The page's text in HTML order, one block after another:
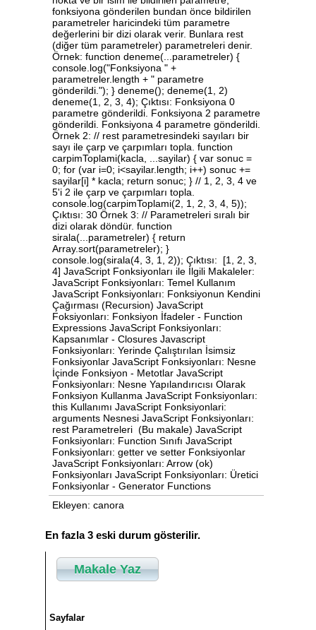
fonksiyona gönderilen bundan önce bildirilen
parametreler haricindeki tüm parametre
değerlerini bir dizi olarak verir. Bunlara rest
(diğer tüm parametreler) parametreleri denir.
Örnek: function deneme(...parametreler) {
console.log("Fonksiyona " +
parametreler.length + " parametre
gönderildi."); } deneme(); deneme(1, 2)
deneme(1, 2, 3, 4); Çıktısı: Fonksiyona 0
parametre gönderildi. Fonksiyona 2 parametre
gönderildi. Fonksiyona 4 parametre gönderildi.
Örnek 2: // rest parametresindeki sayıları bir
sayı ile çarp ve çarpımları topla. function
carpimToplami(kacla, ...sayilar) { var sonuc =
0; for (var i=0; i<sayilar.length; i++) sonuc +=
sayilar[i] * kacla; return sonuc; } // 1, 2, 3, 4 ve
5'i 2 ile çarp ve çarpımları topla.
console.log(carpimToplami(2, 1, 2, 3, 4, 5));
Çıktısı: 30 Örnek 3: // Parametreleri sıralı bir
dizi olarak döndür. function
sirala(...parametreler) { return
Array.sort(parametreler); }
console.log(sirala(4, 3, 1, 2)); Çıktısı: [1, 2, 3,
4] JavaScript Fonksiyonları ile İlgili Makaleler:
JavaScript Fonksiyonları: Temel Kullanım
JavaScript Fonksiyonları: Fonksiyonun Kendini
Çağırması (Recursion) JavaScript
Foksiyonları: Fonksiyon İfadeler - Function
Expressions JavaScript Fonksiyonları:
Kapsanımlar - Closures Javascript
Fonksiyonları: Yerinde Çalıştırılan İsimsiz
Fonksiyonlar JavaScript Fonksiyonları: Nesne
İçinde Fonksiyon - Metotlar JavaScript
Fonksiyonları: Nesne Yapılandırıcısı Olarak
Fonksiyon Kullanma JavaScript Fonksiyonları:
this Kullanımı JavaScript Fonksiyonlari:
arguments Nesnesi JavaScript Fonksiyonları:
rest Parametreleri (Bu makale) JavaScript
Fonksiyonları: Function Sınıfı JavaScript
Fonksiyonları: getter ve setter Fonksiyonlar
JavaScript Fonksiyonları: Arrow (ok)
Fonksiyonları JavaScript Fonksiyonları: Üretici
Fonksiyonlar - Generator Functions
Ekleyen: canora
En fazla 3 eski durum gösterilir.
Makale Yaz
Sayfalar